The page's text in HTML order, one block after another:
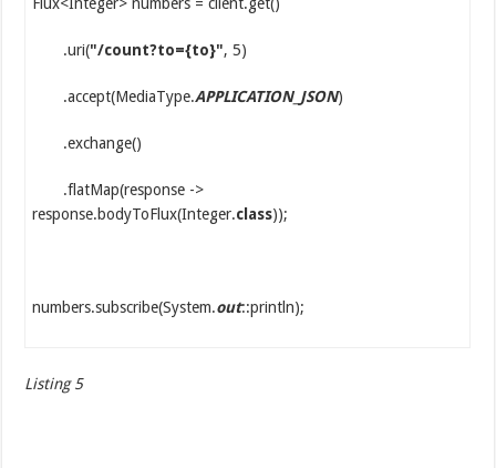
.uri("/count?to={to}", 5)
.accept(MediaType.APPLICATION_JSON)
.exchange()
.flatMap(response ->
response.bodyToFlux(Integer.class));
numbers.subscribe(System.out::println);
Listing 5